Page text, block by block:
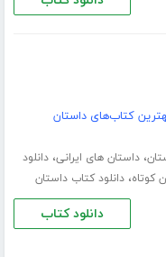
بهترین کتاب‌های داستان
،داستان های ایرانی،دانلود
کوتاه،دانلود کتاب داستان
دانلود کتاب